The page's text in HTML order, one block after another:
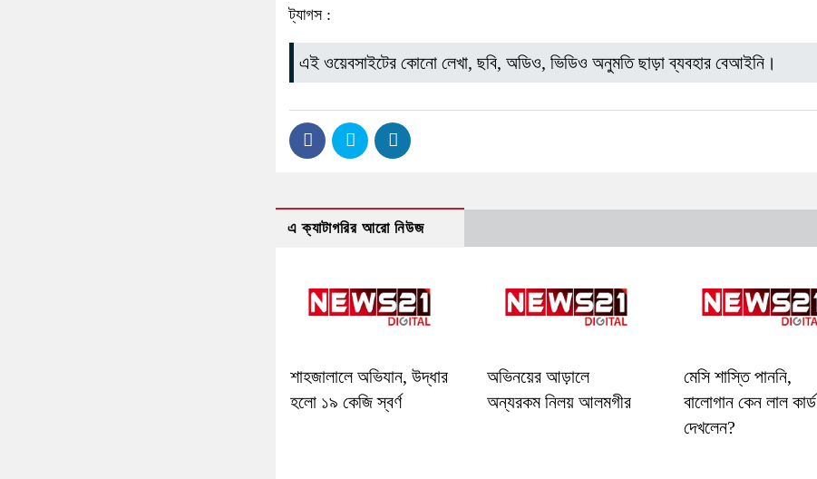
ট্যাগস :
এই ওয়েবসাইটের কোনো লেখা, ছবি, অডিও, ভিডিও অনুমতি ছাড়া ব্যবহার বেআইনি।
এ ক্যাটাগরির আরো নিউজ
শাহজালালে অভিযান, উদ্ধার
হলো ১৯ কেজি স্বর্ণ
অভিনয়ের আড়ালে
অন্যরকম নিলয় আলমগীর
মেসি শাস্তি পাননি,
বালোগান কেন লাল কার্ড
দেখলেন?